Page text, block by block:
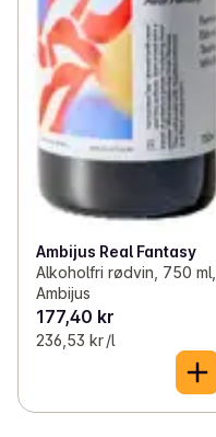
Ambijus Real Fantasy
Alkoholfri rødvin, 750 ml,
Ambijus
177,40 kr
236,53 kr /l